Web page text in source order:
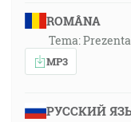
ROMÂNA
Tema:
MP3
РУССКИЙ